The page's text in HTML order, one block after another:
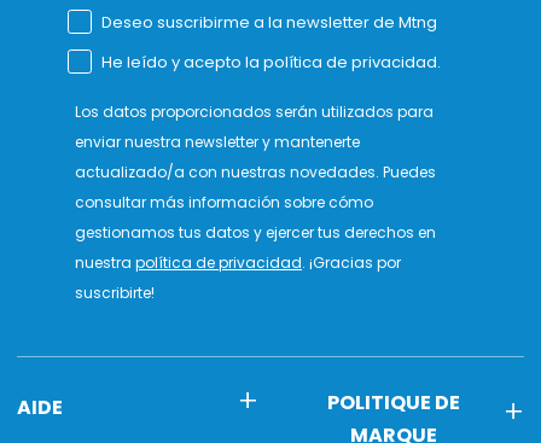
Deseo suscribirme a la newsletter de Mtng
He leído y acepto la política de privacidad.
Los datos proporcionados serán utilizados para
enviar nuestra newsletter y mantenerte
actualizado/a con nuestras novedades. Puedes
consultar más información sobre cómo
gestionamos tus datos y ejercer tus derechos en
nuestra política de privacidad. ¡Gracias por
suscribirte!
AIDE
POLITIQUE DE
MARQUE